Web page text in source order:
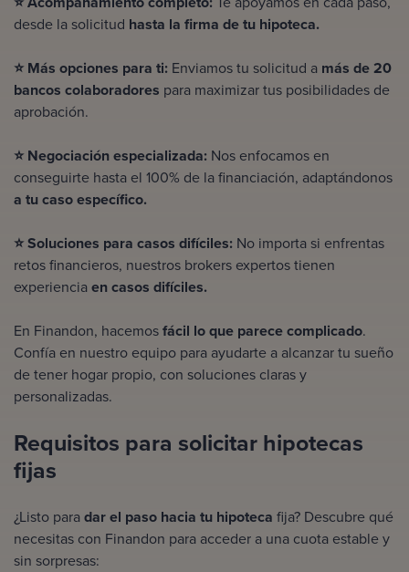
desde la solicitud hasta la firma de tu hipoteca.
⭐ Más opciones para ti: Enviamos tu solicitud a más de 20
bancos colaboradores para maximizar tus posibilidades de
aprobación.
⭐ Negociación especializada: Nos enfocamos en
conseguirte hasta el 100% de la financiación, adaptándonos
a tu caso específico.
⭐ Soluciones para casos difíciles: No importasi enfrentas
retos financieros, nuestros brokers expertos tienen
experienciaen casos difíciles.
En Finandon, hacemosfácil lo que parece complicado.
Confía en nuestro equipo para ayudarte a alcanzar tu sueño
de tener hogar propio, con soluciones claras y
personalizadas.
Requisitos para solicitar hipotecas
fijas
¿Listo paradar el paso hacia tu hipoteca fija? Descubre qué
necesitas con Finandon para acceder a una cuota estable y
sin sorpresas: